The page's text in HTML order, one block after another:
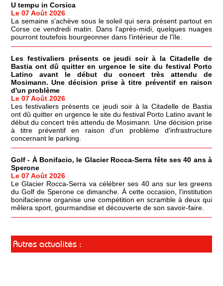
U tempu in Corsica
Le 07 Août 2026
La semaine s'achève sous le soleil qui sera présent partout en
Corse ce vendredi matin. Dans l'après-midi, quelques nuages
pourront toutefois bourgeonner dans l'intérieur de l'île.
Les festivaliers présents ce jeudi soir à la Citadelle de
Bastia ont dû quitter en urgence le site du festival Porto
Latino avant le début du concert très attendu de
Mosimann. Une décision prise à titre préventif en raison
d'un problème
Le 07 Août 2026
Les festivaliers présents ce jeudi soir à la Citadelle de Bastia
ont dû quitter en urgence le site du festival Porto Latino avant le
début du concert très attendu de Mosimann. Une décision prise
à titre préventif en raison d'un problème d'infrastructure
concernant le parking.
Golf - À Bonifacio, le Glacier Rocca-Serra fête ses 40 ans à
Sperone
Le 07 Août 2026
Le Glacier Rocca-Serra va célébrer ses 40 ans sur les greens
du Golf de Sperone ce dimanche. À cette occasion, l'institution
bonifacienne organise une compétition en scramble à deux qui
mêlera sport, gourmandise et découverte de son savoir-faire.
Autres actualités :